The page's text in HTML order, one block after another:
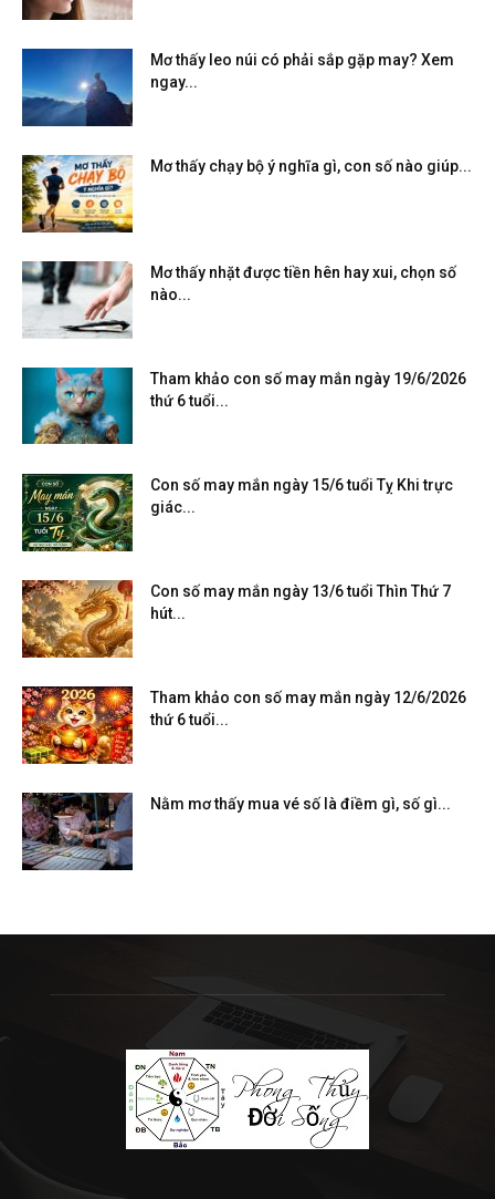
Mơ thấy leo núi có phải sắp gặp may? Xem
ngay...
Mơ thấy chạy bộ ý nghĩa gì, con số nào giúp...
Mơ thấy nhặt được tiền hên hay xui, chọn số
nào...
Tham khảo con số may mắn ngày 19/6/2026
thứ 6 tuổi...
Con số may mắn ngày 15/6 tuổi Tỵ Khi trực
giác...
Con số may mắn ngày 13/6 tuổi Thìn Thứ 7
hút...
Tham khảo con số may mắn ngày 12/6/2026
thứ 6 tuổi...
Nằm mơ thấy mua vé số là điềm gì, số gì...